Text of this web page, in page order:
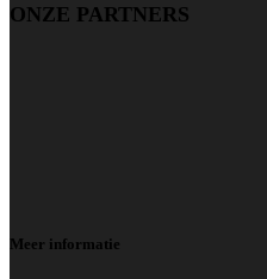
ONZE PARTNERS
Meer informatie